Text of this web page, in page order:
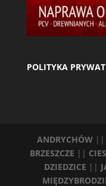
POLITYKA
ANDRYCHÓW||
BRZESZCZE ||
DZIEDZICE ||